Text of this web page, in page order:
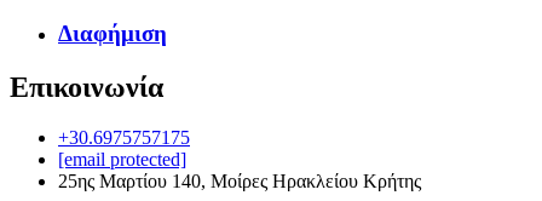
Διαφήμιση
Επικοινωνία
+30.6975757175
[email protected]
25ης Μαρτίου 140, Μοίρες Ηρακλείου Κρήτης